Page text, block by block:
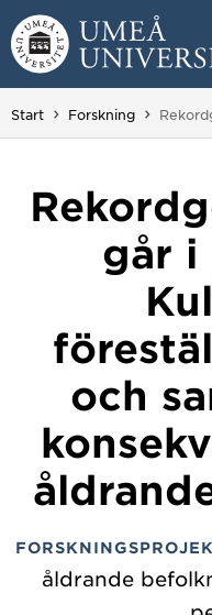
Hoppa direkt till
Huvudmenyn dold.
Start Forskning Du är
går i
och
åldrande